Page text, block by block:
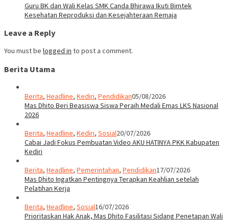
Guru BK dan Wali Kelas SMK Canda Bhirawa Ikuti Bimtek
Kesehatan Reproduksi dan Kesejahteraan Remaja
Leave a Reply
You must be logged in to post a comment.
Berita Utama
Berita, Headline, Kediri, Pendidikan05/08/2026
Mas Dhito Beri Beasiswa Siswa Peraih Medali Emas LKS Nasional
2026
Berita, Headline, Kediri, Sosial20/07/2026
Cabai Jadi Fokus Pembuatan Video AKU HATINYA PKK Kabupaten
Kediri
Berita, Headline, Pemerintahan, Pendidikan17/07/2026
Mas Dhito Ingatkan Pentingnya Terapkan Keahlian setelah
Pelatihan Kerja
Berita, Headline, Sosial16/07/2026
Prioritaskan Hak Anak, Mas Dhito Fasilitasi Sidang Penetapan Wali